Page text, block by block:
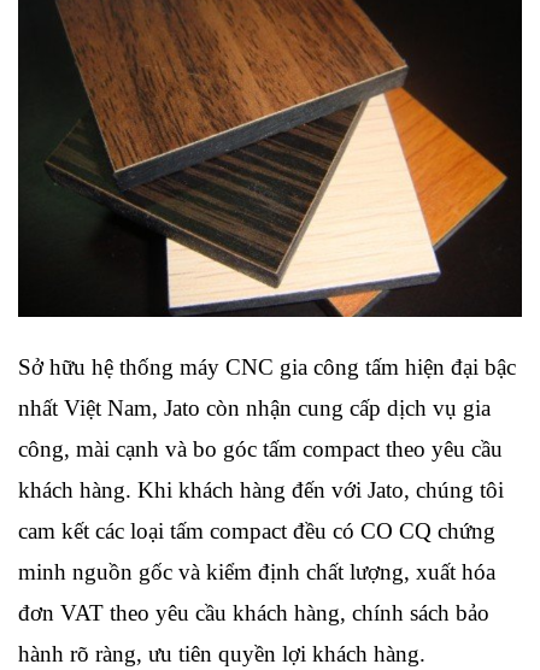
Sở hữu hệ thống máy CNC gia công tấm hiện đại bậc
nhất Việt Nam, Jato còn nhận cung cấp dịch vụ gia
công, mài cạnh và bo góc tấm compact theo yêu cầu
khách hàng. Khi khách hàng đến với Jato, chúng tôi
cam kết các loại tấm compact đều có CO CQ chứng
minh nguồn gốc và kiểm định chất lượng, xuất hóa
đơn VAT theo yêu cầu khách hàng, chính sách bảo
hành rõ ràng, ưu tiên quyền lợi khách hàng.